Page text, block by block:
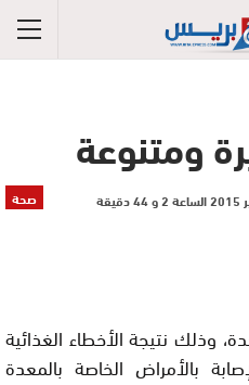
ومتنوعة
صحة
وذلك نتيجة الأخطاء الغذائية
بالأمراض الخاصة بالمعدة